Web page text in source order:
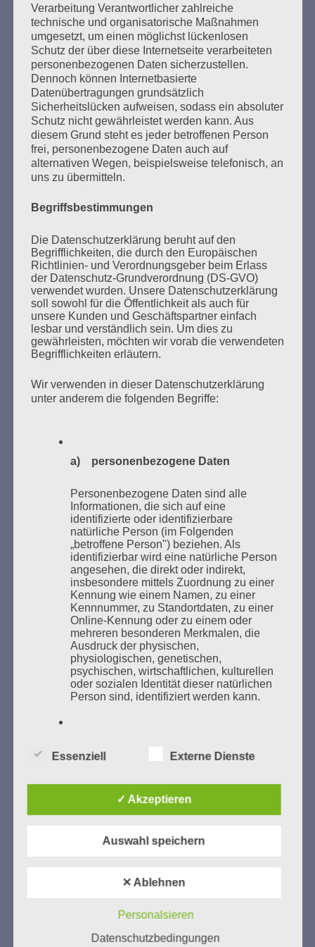
Ich habe versprochen:
Ich werde mein ganzes Leben dafür kämpfen, dass
es keine Faschisten, keine Nazis mehr gibt.
Nirgendwo.
Esther Bejarano
SUCHEN
MARATHONLESUNG AUS DEN
VERBRANNTEN BÜCHERN
Donnerstag, 21. Mai 2026, 11 – 18 Uhr
des Gedenkens an die Verbrennung von Büchern am
Kaifu-Ufer – genau an dem Ort, wo im Mai 1933 NS-
Studentenorganisationen und Burschenschaftler
Bücher verbrannten.
Weitere Informationen:lesezeichen-setzen.de
GEDENKEN UND ERINNERN BEGINNT IN
UNSERER NACHBARSCHAFT
Leben in Menschenwürde garantiert.
Verarbeitung Verantwortlicher zahlreiche
technische und organisatorische Maßnahmen
umgesetzt, um einen möglichst lückenlosen
Schutz der über diese Internetseite verarbeiteten
personenbezogenen Daten sicherzustellen.
Dennoch können Internetbasierte
Datenübertragungen grundsätzlich
Sicherheitslücken aufweisen, sodass ein absoluter
Schutz nicht gewährleistet werden kann. Aus
diesem Grund steht es jeder betroffenen Person
frei, personenbezogene Daten auch auf
alternativen Wegen, beispielsweise telefonisch, an
uns zu übermitteln.
Begriffsbestimmungen
Die Datenschutzerklärung beruht auf den
Begrifflichkeiten, die durch den Europäischen
Richtlinien- und Verordnungsgeber beim Erlass
der Datenschutz-Grundverordnung (DS-GVO)
verwendet wurden. Unsere Datenschutzerklärung
soll sowohl für die Öffentlichkeit als auch für
unsere Kunden und Geschäftspartner einfach
lesbar und verständlich sein. Um dies zu
gewährleisten, möchten wir vorab die verwendeten
Begrifflichkeiten erläutern.
Wir verwenden in dieser Datenschutzerklärung
unter anderem die folgenden Begriffe:
a) personenbezogene Daten
Personenbezogene Daten sind alle
Informationen, die sich auf eine
identifizierte oder identifizierbare
natürliche Person (im Folgenden
„betroffene Person") beziehen. Als
identifizierbar wird eine natürliche Person
angesehen, die direkt oder indirekt,
insbesondere mittels Zuordnung zu einer
Kennung wie einem Namen, zu einer
Kennnummer, zu Standortdaten, zu einer
Online-Kennung oder zu einem oder
mehreren besonderen Merkmalen, die
Ausdruck der physischen,
physiologischen, genetischen,
psychischen, wirtschaftlichen, kulturellen
oder sozialen Identität dieser natürlichen
Person sind, identifiziert werden kann.
oder identifizierbare natürliche Person,
deren personenbezogene Daten von dem
für die Verarbeitung Verantwortlichen
automatisierter Verfahren ausgeführte
im Zusammenhang mit
Essenziell Externe Dienste
✓ Akzeptieren
Auswahl speichern
✕ Ablehnen
Personalsieren
Datenschutzbedingungen